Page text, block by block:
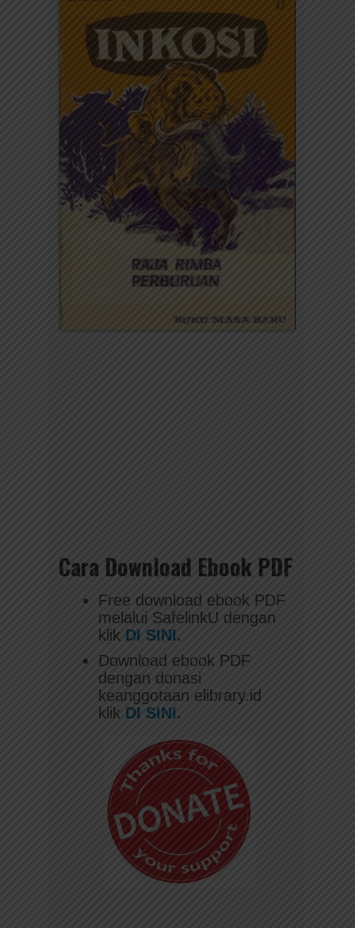
Cara Download Ebook PDF
Free download ebook PDF
melalui SafelinkU dengan
klik DI SINI.
Download ebook PDF
dengan donasi
keanggotaan elibrary.id
klik DI SINI.